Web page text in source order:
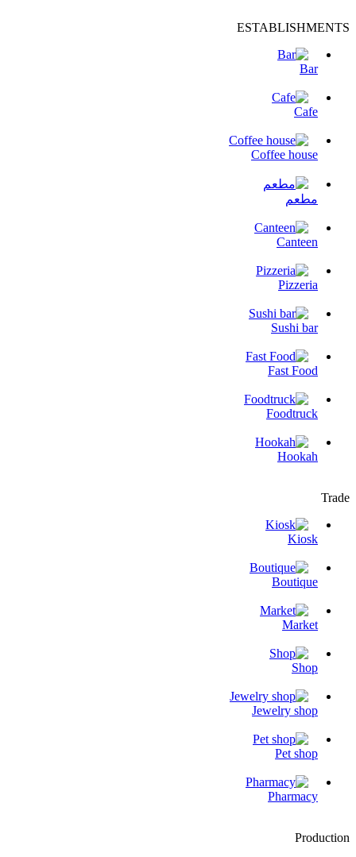
ESTABLISHMENTS
Bar
Cafe
Coffee house
مطعم
Canteen
Pizzeria
Sushi bar
Fast Food
Foodtruck
Hookah
Trade
Kiosk
Boutique
Market
Shop
Jewelry shop
Pet shop
Pharmacy
Production